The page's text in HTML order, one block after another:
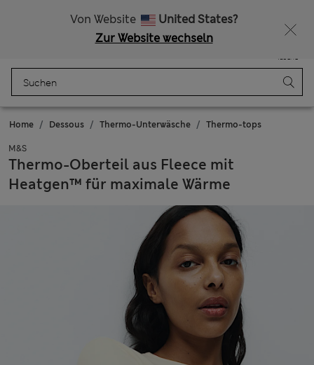
Von Website
United States?
Zur Website wechseln
Tasche
Home Dessous Thermo-Unterwäsche Thermo-tops
M&S
Thermo-Oberteil aus Fleece mit
Heatgen™ für maximale Wärme